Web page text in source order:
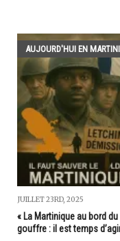
AUJOURD'HUI EN
JUILLET 23RD, 2025
« La Martinique au bord du
gouffre : il est temps